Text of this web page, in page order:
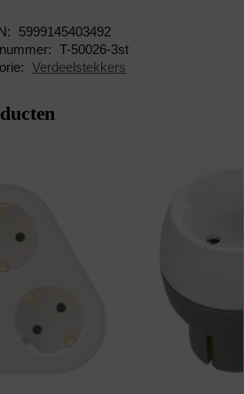
5999145403492
T-50026-3st
Verdeelstekkers